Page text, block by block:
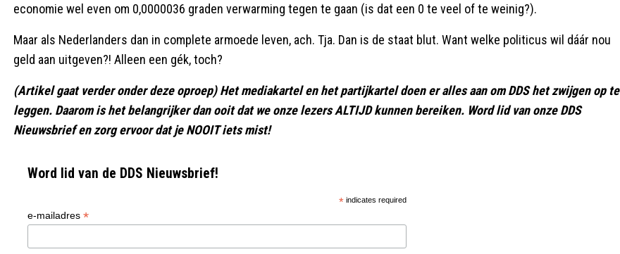
economie wel even om 0,0000036 graden verwarming tegen te gaan (is dat een 0 te veel of te weinig?).
Maar als Nederlanders dan in complete armoede leven, ach. Tja. Dan is de staat blut. Want welke politicus wil dáár nou
geld aan uitgeven?! Alleen een gék, toch?
(Artikel gaat verder onder deze oproep) Het mediakartel en het partijkartel doen er alles aan om DDS het zwijgen op te
leggen. Daarom is het belangrijker dan ooit dat we onze lezers ALTIJD kunnen bereiken. Word lid van onze DDS
Nieuwsbrief en zorg ervoor dat je NOOIT iets mist!
Word lid van de DDS Nieuwsbrief!
*indicates required
e-mailadres *